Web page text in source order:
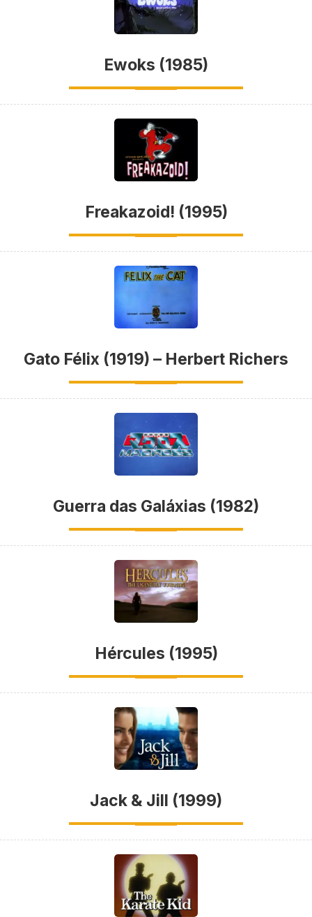
Ewoks (1985)
Freakazoid! (1995)
Gato Félix (1919) – Herbert Richers
Guerra das Galáxias (1982)
Hércules (1995)
Jack & Jill (1999)